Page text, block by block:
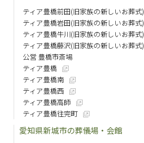
ティア豊橋前田(旧家族の新しいお葬式)
ティア豊橋岩田(旧家族の新しいお葬式)
ティア豊橋牛川(旧家族の新しいお葬式)
ティア豊橋藤沢(旧家族の新しいお葬式)
公営 豊橋市斎場
ティア豊橋
ティア豊橋南
ティア豊橋西
ティア豊橋高師
ティア豊橋往完町
愛知県新城市の葬儀場・会館